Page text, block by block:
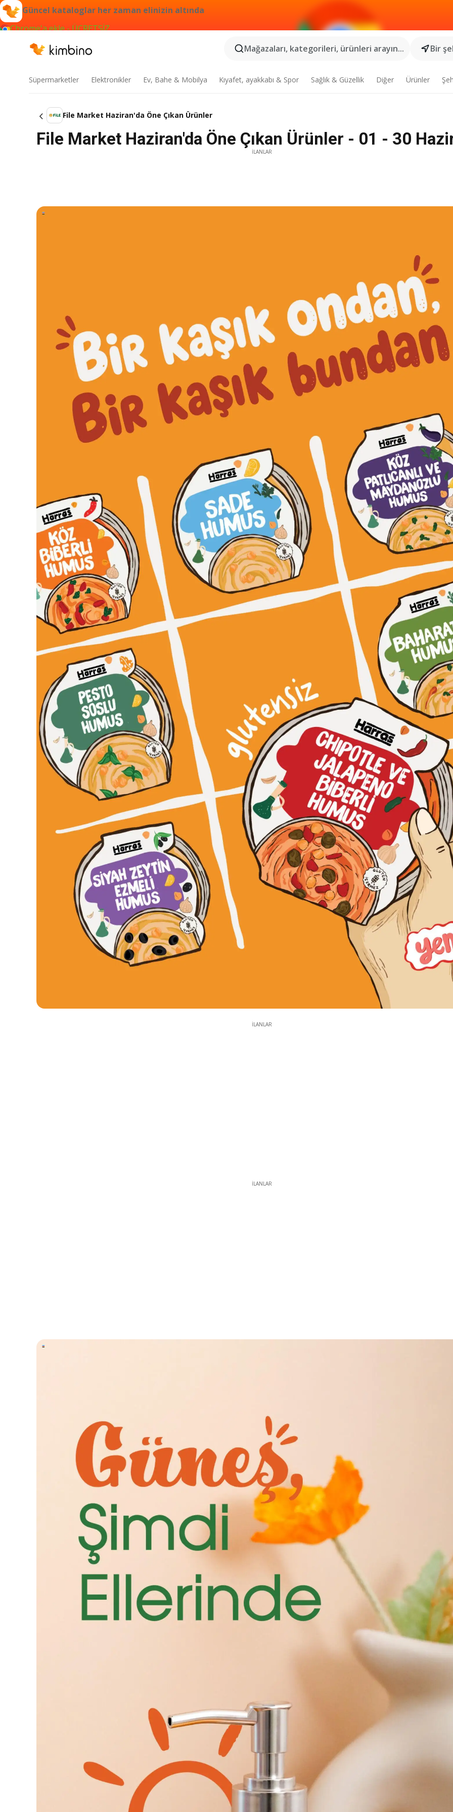
Güncel kataloglar her zaman elinizin altında
Chrome'a ekle - ÜCRETSİZ
Mağazaları, kategorileri, ürünleri arayın...
Bir
Süpermarketler Elektronikler Ev, Bahe & Mobilya Kıyafet, ayakkabı & Spor Sağlık & Güzellik Diğer Ürünler
File Market Haziran'da Öne Çıkan Ürünler
File Market Haziran'da Öne Çıkan Ürünler - 01 - 30
İLANLAR
İLANLAR
İLANLAR